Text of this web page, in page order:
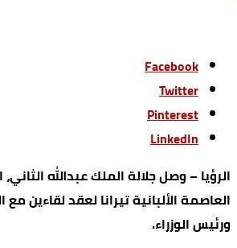
Facebook
Twitter
Pinterest
LinkedIn
الرؤيا – وصل جلالة الملك عبدالله
العاصمة الألبانية تيرانا لعقد لقاءين مع
ورئيس الوزراء.